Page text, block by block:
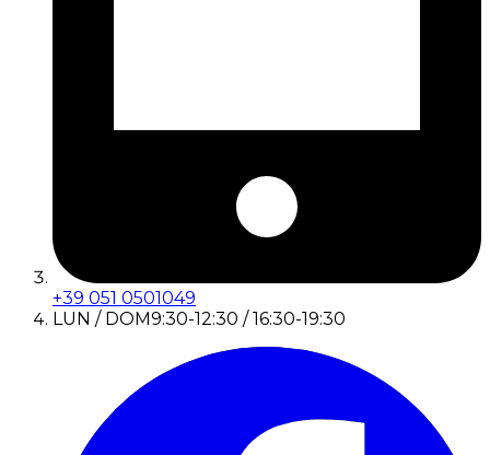
+39 051 0501049
LUN / DOM9:30-12:30 / 16:30-19:30